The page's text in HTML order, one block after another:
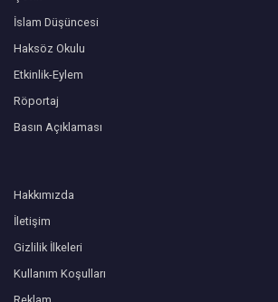
İslam Düşüncesi
Haksöz Okulu
Etkinlik-Eylem
Röportaj
Basın Açıklaması
Hakkımızda
İletişim
Gizlilik İlkeleri
Kullanım Koşulları